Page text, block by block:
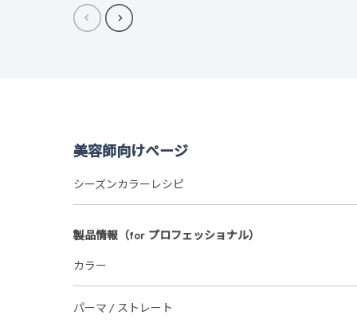
美容師向けページ
シーズンカラーレシピ
製品情報（for プロフェッショナル）
カラー
パーマ / ストレート